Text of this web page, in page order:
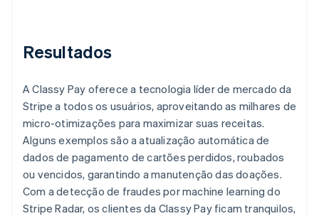
Resultados
A Classy Pay oferece a tecnologia líder de mercado da
Stripe a todos os usuários, aproveitando as milhares de
micro-otimizações para maximizar suas receitas.
Alguns exemplos são a atualização automática de
dados de pagamento de cartões perdidos, roubados
ou vencidos, garantindo a manutenção das doações.
Com a detecção de fraudes por machine learning do
Stripe Radar, os clientes da Classy Pay ficam tranquilos,